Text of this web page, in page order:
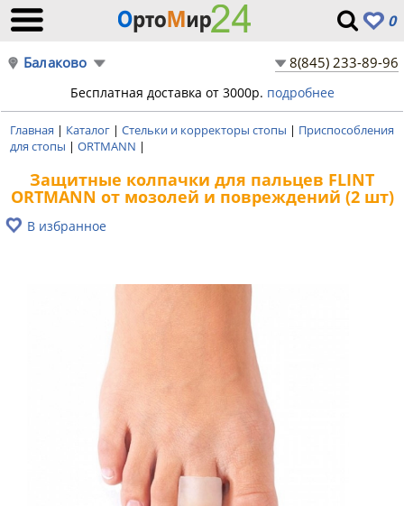
0
Балаково 8(845) 233-89-96
Бесплатная доставка от 3000р. подробнее
Главная | Каталог | Стельки и корректоры стопы | Приспособления
для стопы | ORTMANN |
Защитные колпачки для пальцев FLINT
ORTMANN от мозолей и повреждений (2 шт)
В избранное